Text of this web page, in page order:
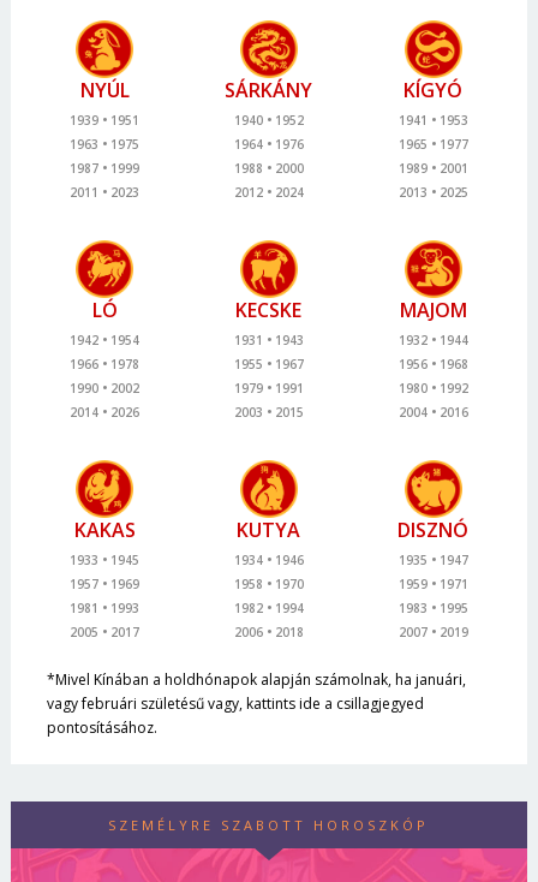
NYÚL
1939
1951
1963
1975
1987
1999
2011
2023
SÁRKÁNY
1940
1952
1964
1976
1988
2000
2012
2024
KÍGYÓ
1941
1953
1965
1977
1989
2001
2013
2025
LÓ
1942
1954
1966
1978
1990
2002
2014
2026
KECSKE
1931
1943
1955
1967
1979
1991
2003
2015
MAJOM
1932
1944
1956
1968
1980
1992
2004
2016
KAKAS
1933
1945
1957
1969
1981
1993
2005
2017
KUTYA
1934
1946
1958
1970
1982
1994
2006
2018
DISZNÓ
1935
1947
1959
1971
1983
1995
2007
2019
*Mivel Kínában a holdhónapok alapján számolnak, ha januári,
vagy februári születésű vagy, kattints ide a csillagjegyed
pontosításához.
SZEMÉLYRE SZABOTT HOROSZKÓP